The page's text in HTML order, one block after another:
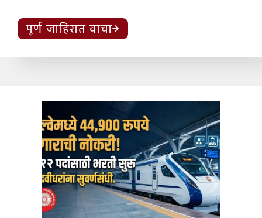
पूर्ण जाहिरात वाचा